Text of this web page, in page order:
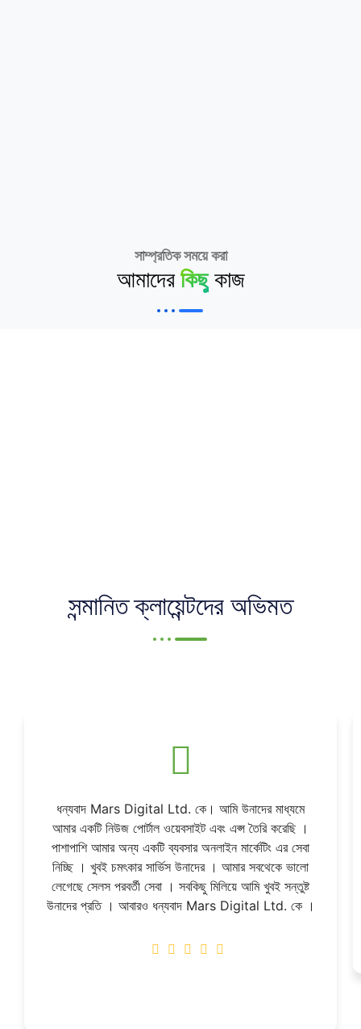
সাম্প্রতিক সময়ে করা
আমাদের কিছুকাজ
সন্মানিত ক্লায়েন্টদের অভিমত
ধন্যবাদ Mars Digital Ltd. কে। আমি উনাদের মাধ্যমে
আমার একটি নিউজ পোর্টাল ওয়েবসাইট এবং এপ্স তৈরি করেছি ।
পাশাপাশি আমার অন্য একটি ব্যবসার অনলাইন মার্কেটিং এর সেবা
নিচ্ছি । খুবই চমৎকার সার্ভিস উনাদের । আমার সবথেকে ভালো
লেগেছে সেলস পরবর্তী সেবা । সবকিছু মিলিয়ে আমি খুবই সন্তুষ্ট
উনাদের প্রতি । আবারও ধন্যবাদ Mars Digital Ltd. কে ।